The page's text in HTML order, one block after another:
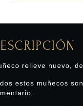
relieve nuevo,
estos muñecos